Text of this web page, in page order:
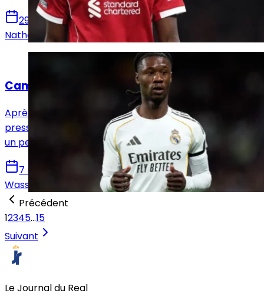
29 mai 2026
Nathan Beltron
Camavinga, le temps du souffle retrouvé
Après des semaines marquées par le doute et une
pression grandissante, Eduardo Camavinga a retrouvé
un peu de sérénité lors de la victoire face à l’Espanyol.
7 mai 2026
Wassim Dir
Précédent
12345…15
Suivant
Le Journal du Real